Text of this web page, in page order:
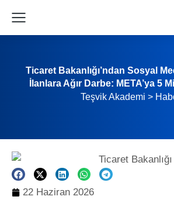
Ticaret Bakanlığı’ndan Sosyal
İlanlara Ağır Darbe: META’ya 5
Teşvik Akademi >
22 Haziran 2026